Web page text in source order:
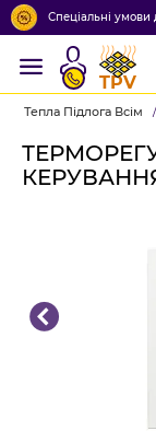
Спеціальні умови
TPV
Тепла Підлога Всім /